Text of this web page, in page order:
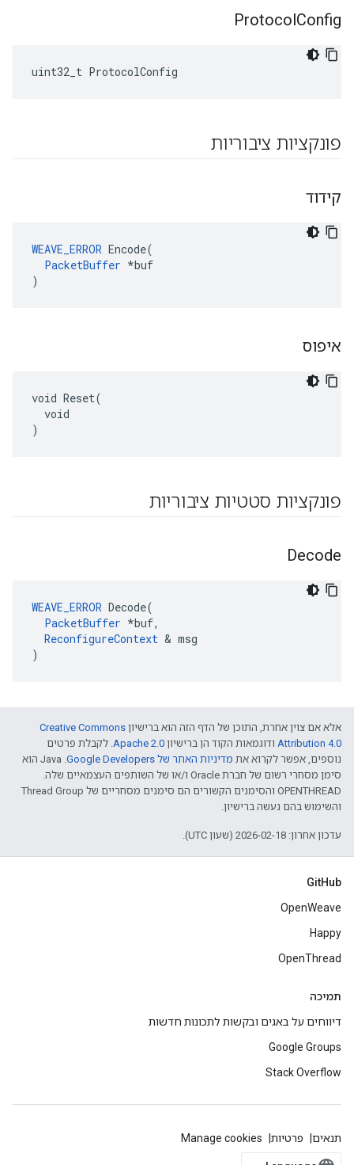
ProtocolConfig
uint32_t ProtocolConfig
פונקציות ציבוריות
קידוד
WEAVE_ERROR Encode(
PacketBuffer *buf
)
איפוס
void Reset(
  void
)
פונקציות סטטיות ציבוריות
Decode
WEAVE_ERROR Decode(
PacketBuffer *buf,
ReconfigureContext & msg
)
אלא אם צוין אחרת, התוכן של הדף הזה הוא ברישיון Creative Commons
Attribution 4.0‏ ודוגמאות הקוד הן ברישיון Apache 2.0‏. לקבלת פרטים
נוספים, אפשר לקרוא את מדיניות האתר של Google Developers‏
.‏ Java הוא
סימן מסחרי רשום של חברת Oracle ו/או של השותפים העצמאיים שלה.
‫OPENTHREAD והסימנים הקשורים הם סימנים מסחריים של Thread Group
והשימוש בהם נעשה ברישיון.
עדכון אחרון: 2026-02-18 (שעון UTC).
GitHub
OpenWeave
Happy
OpenThread
תמיכה
דיווחים על באגים ובקשות לתכונות חדשות
Google Groups
Stack Overflow
תנאים פרטיות Manage cookies